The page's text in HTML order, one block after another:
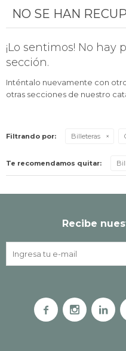
NO SE HAN
¡Lo sentimos! No hay
sección.
Inténtalo nuevamente con
otras secciones de nuestro
Filtrando por: Billeteras
Te recomendamos quitar:
Recibe
  